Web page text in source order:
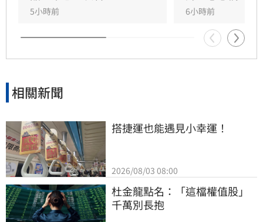
能祈求聖帝祖庇佑，迎來事業順遂與財源廣進的
好運勢，建議民眾把握良機，為下半年佈局求
財。
5小時前 6小時前
相關新聞
搭捷運也能遇見小幸運！
2026/08/03 08:00
杜金龍點名：「這檔權值股」
千萬別長抱